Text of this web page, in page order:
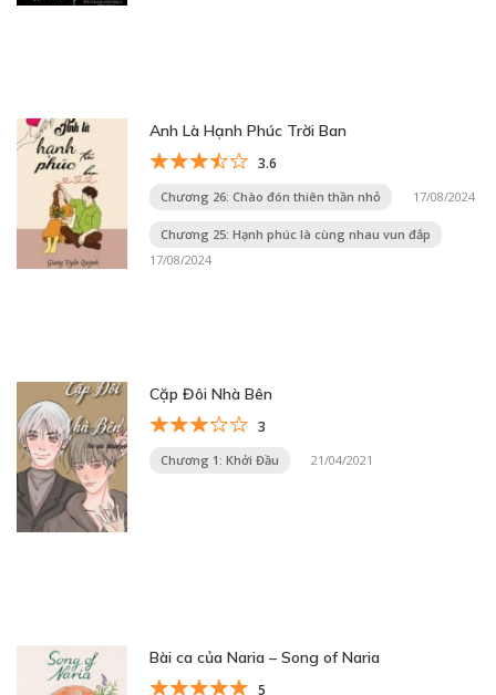
Anh Là Hạnh Phúc Trời Ban
3.6
Chương 26: Chào đón thiên thần nhỏ 17/08/2024
Chương 25: Hạnh phúc là cùng nhau vun đắp
17/08/2024
Cặp Đôi Nhà Bên
3
Chương 1: Khởi Đầu 21/04/2021
Bài ca của Naria – Song of Naria
5